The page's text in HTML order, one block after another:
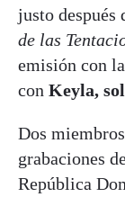
justo después
de las
emisión con
con Keyla,
Dos
grabaciones
República